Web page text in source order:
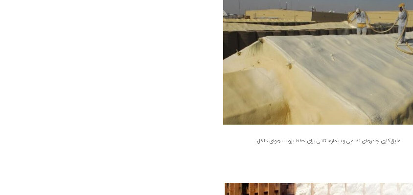
عایق‌کاری چادرهای نظامی و بیمارستانی برای حفظ برودت هوای داخل